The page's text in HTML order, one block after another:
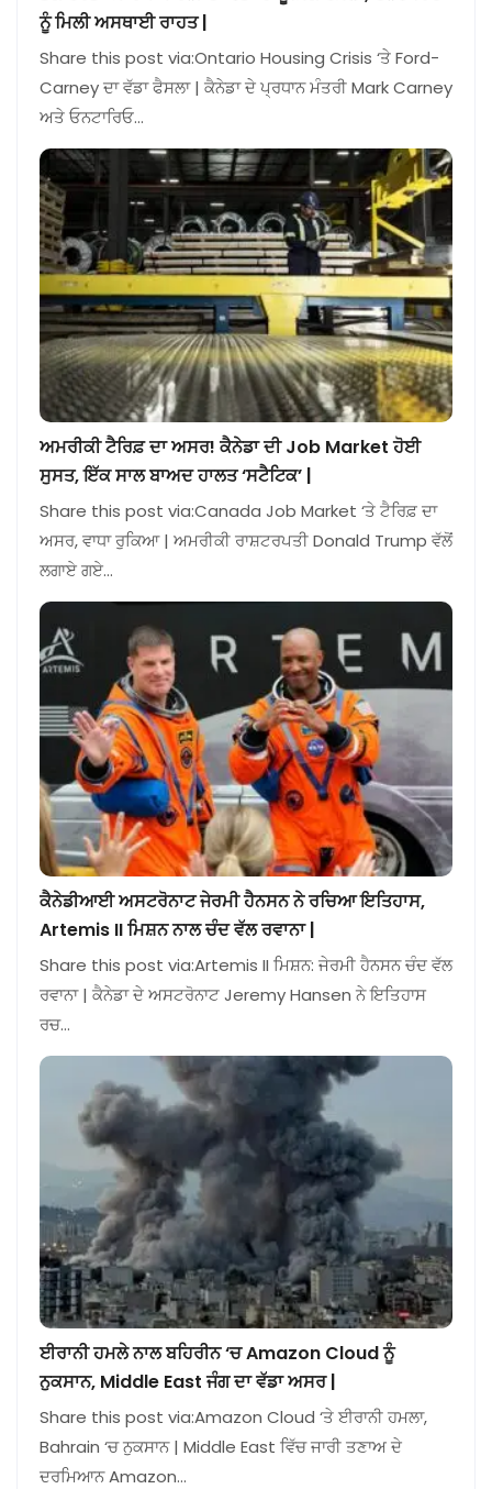
ਨੂੰ ਮਿਲੀ ਅਸਥਾਈ ਰਾਹਤ |
Share this post via:Ontario Housing Crisis ‘ਤੇ Ford-
Carney ਦਾ ਵੱਡਾ ਫੈਸਲਾ | ਕੈਨੇਡਾ ਦੇ ਪ੍ਰਧਾਨ ਮੰਤਰੀ Mark Carney
ਅਤੇ ਓਨਟਾਰਿਓ…
ਅਮਰੀਕੀ ਟੈਰਿਫ਼ ਦਾ ਅਸਰ! ਕੈਨੇਡਾ ਦੀ Job Market ਹੋਈ
ਸੁਸਤ, ਇੱਕ ਸਾਲ ਬਾਅਦ ਹਾਲਤ ‘ਸਟੈਟਿਕ’ |
Share this post via:Canada Job Market ‘ਤੇ ਟੈਰਿਫ਼ ਦਾ
ਅਸਰ, ਵਾਧਾ ਰੁਕਿਆ | ਅਮਰੀਕੀ ਰਾਸ਼ਟਰਪਤੀ Donald Trump ਵੱਲੋਂ
ਲਗਾਏ ਗਏ…
ਕੈਨੇਡੀਆਈ ਅਸਟਰੋਨਾਟ ਜੇਰਮੀ ਹੈਨਸਨ ਨੇ ਰਚਿਆ ਇਤਿਹਾਸ,
Artemis II ਮਿਸ਼ਨ ਨਾਲ ਚੰਦ ਵੱਲ ਰਵਾਨਾ |
Share this post via:Artemis II ਮਿਸ਼ਨ: ਜੇਰਮੀ ਹੈਨਸਨ ਚੰਦ ਵੱਲ
ਰਵਾਨਾ | ਕੈਨੇਡਾ ਦੇ ਅਸਟਰੋਨਾਟ Jeremy Hansen ਨੇ ਇਤਿਹਾਸ
ਰਚ…
ਈਰਾਨੀ ਹਮਲੇ ਨਾਲ ਬਹਿਰੀਨ ‘ਚ Amazon Cloud ਨੂੰ
ਨੁਕਸਾਨ, Middle East ਜੰਗ ਦਾ ਵੱਡਾ ਅਸਰ |
Share this post via:Amazon Cloud ‘ਤੇ ਈਰਾਨੀ ਹਮਲਾ,
Bahrain ‘ਚ ਨੁਕਸਾਨ | Middle East ਵਿੱਚ ਜਾਰੀ ਤਣਾਅ ਦੇ
ਦਰਮਿਆਨ Amazon…